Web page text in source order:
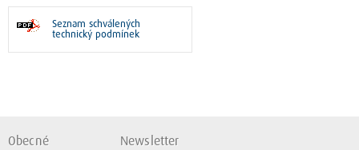
Seznam schválených
technický podmínek
Obecné Newsletter